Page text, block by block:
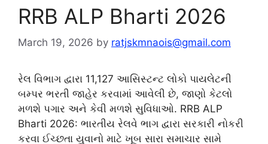
RRB ALP Bharti 2026
March 19, 2026 by ratjskmnaois@gmail.com
રેલ વિભાગ દ્વારા 11,127 આસિસ્ટન્ટ લોકો પાયલેટની
બમ્પર ભરતી જાહેર કરવામાં આવેલી છે, જાણો કેટલો
મળશે પગાર અને કેવી મળશે સુવિધાઓ. RRB ALP
Bharti 2026: ભારતીય રેલવે ભાગ દ્વારા સરકારી નોકરી
કરવા ઈચ્છતા યુવાનો માટે ખૂબ સારા સમાચાર સામે